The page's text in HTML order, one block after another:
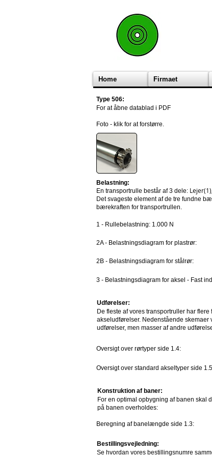
Home Firmaet
Type 506:
For at åbne datablad i PDF
Foto - klik for at forstørre.
Belastning:
En transportrulle består af 3 dele:
Det svageste element af de tre fundne
bærekraften for transportrullen.
1 - Rullebelastning: 1.000 N
2A - Belastningsdiagram for plastrør:
2B - Belastningsdiagram for stålrør:
3 - Belastningsdiagram for aksel - Fast
Udførelser:
De fleste af vores transportruller har flere
akseludførelser. Nedenstående skemaer
udførelser, men masser af andre
Oversigt over rørtyper side 1.4:
Oversigt over standard akseltyper side
Konstruktion af baner:
For en optimal opbygning af banen skal
på banen overholdes:
Beregning af banelængde side 1.3:
Bestillingsvejledning:
Se hvordan vores bestillingsnumre